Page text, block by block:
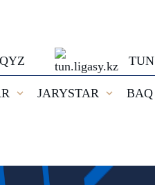
QYZ TUN
JARYSTAR BAQ